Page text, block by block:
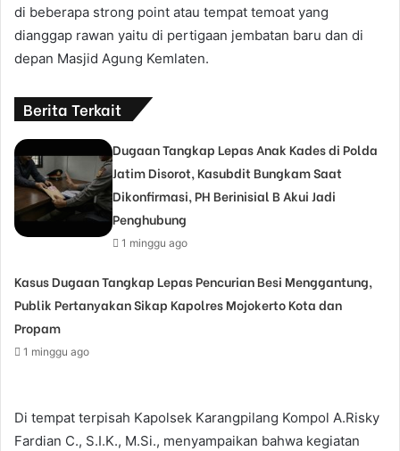
di beberapa strong point atau tempat temoat yang
dianggap rawan yaitu di pertigaan jembatan baru dan di
depan Masjid Agung Kemlaten.
Berita Terkait
Dugaan Tangkap Lepas Anak Kades di Polda
Jatim Disorot, Kasubdit Bungkam Saat
Dikonfirmasi, PH Berinisial B Akui Jadi
Penghubung
1 minggu ago
Kasus Dugaan Tangkap Lepas Pencurian Besi Menggantung,
Publik Pertanyakan Sikap Kapolres Mojokerto Kota dan
Propam
1 minggu ago
Di tempat terpisah Kapolsek Karangpilang Kompol A.Risky
Fardian C., S.I.K., M.Si., menyampaikan bahwa kegiatan